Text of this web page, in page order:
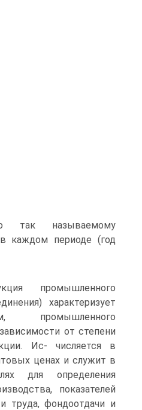
так называемому
каждом периоде (год
промышленного
характеризует
промышленного
от степени
Ис- числяется в
ценах и служит в
для определения
показателей
труда, фондоотдачи и